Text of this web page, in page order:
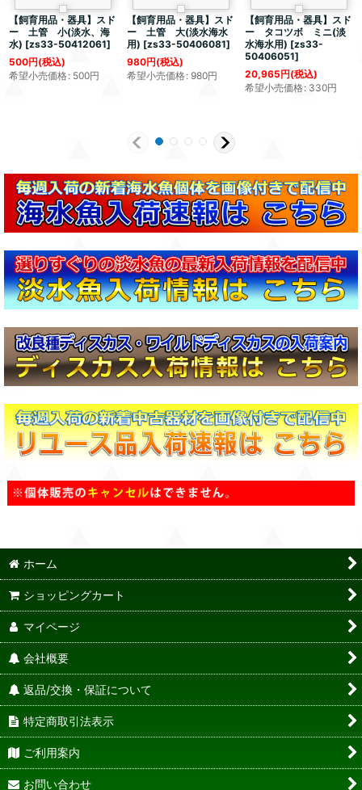
【飼育用品・器具】スド
ー 土管 小(淡水、海
水) [zs33-50412061]
500円(税込)
希望小売価格: 500円
【飼育用品・器具】スド
ー 土管 大(淡水海水
用) [zs33-50406081]
980円(税込)
希望小売価格: 980円
【飼育用品・器具】スド
ー タコツボ ミニ(淡
水海水用) [zs33-
50406051]
20,965円(税込)
希望小売価格: 330円
ホーム
ショッピングカート
マイページ
会社概要
返品/交換・保証について
特定商取引法表示
ご利用案内
お問い合わせ